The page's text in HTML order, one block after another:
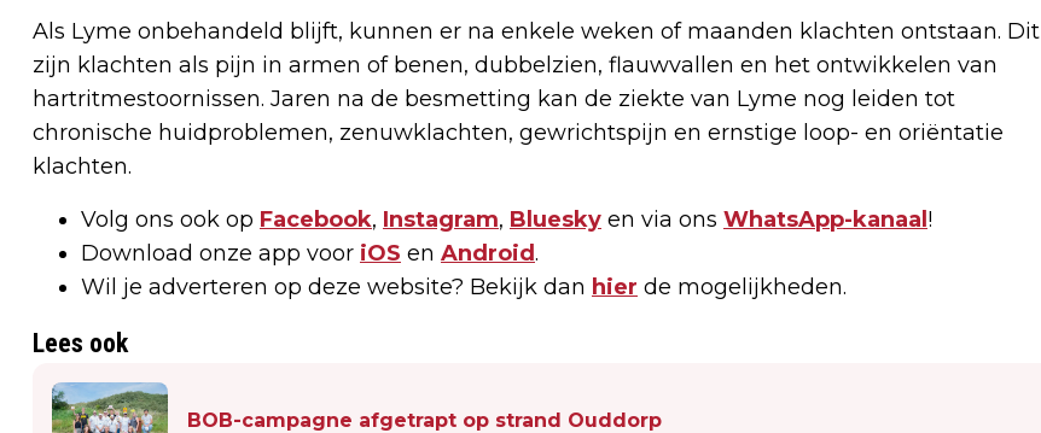
Als Lyme onbehandeld blijft, kunnen er na enkele weken of maanden klachten ontstaan. Dit
zijn klachten als pijn in armen of benen, dubbelzien, flauwvallen en het ontwikkelen van
hartritmestoornissen. Jaren na de besmetting kan de ziekte van Lyme nog leiden tot
chronische huidproblemen, zenuwklachten, gewrichtspijn en ernstige loop- en oriëntatie
klachten.
Volg ons ook op Facebook, Instagram, Bluesky en via ons WhatsApp-kanaal !
Download onze app voor iOS en Android.
Wil je adverteren op deze website? Bekijk dan hier de mogelijkheden.
Lees ook
BOB-campagne afgetrapt op strand Ouddorp